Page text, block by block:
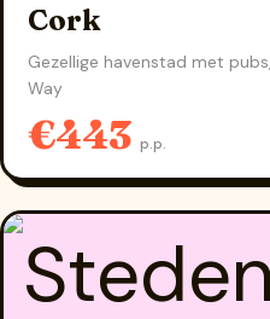
Cork
Gezellige havenstad met
Way
€443 p.p.